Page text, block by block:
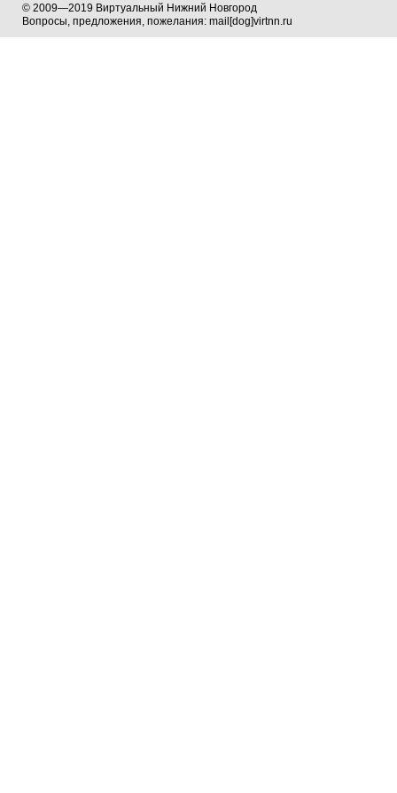
© 2009—2019 Виртуальный Нижний Новгород
Вопросы, предложения, пожелания: mail[dog]virtnn.ru